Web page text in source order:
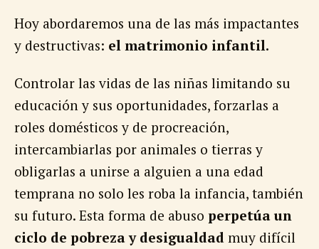
Hoy abordaremos una de las más impactantes
y destructivas: el matrimonio infantil.
Controlar las vidas de las niñas limitando su
educación y sus oportunidades, forzarlas a
roles domésticos y de procreación,
intercambiarlas por animales o tierras y
obligarlas a unirse a alguien a una edad
temprana no solo les roba la infancia, también
su futuro. Esta forma de abuso perpetúa un
ciclo de pobreza y desigualdad muy difícil